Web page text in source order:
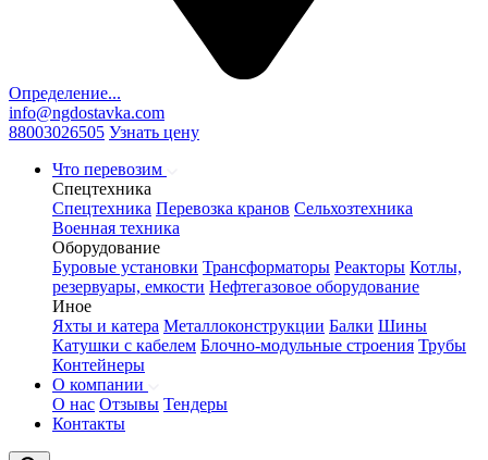
Определение...
info@ngdostavka.com
88003026505 Узнать цену
Что перевозим
Спецтехника
Спецтехника Перевозка кранов Сельхозтехника
Военная техника
Оборудование
Буровые установки Трансформаторы Реакторы Котлы,
резервуары, емкости Нефтегазовое оборудование
Иное
Яхты и катера Металлоконструкции Балки Шины
Катушки с кабелем Блочно-модульные строения Трубы
Контейнеры
О компании
О нас Отзывы Тендеры
Контакты